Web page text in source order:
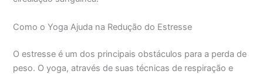
Como o Yoga Ajuda na Redução do Estresse
O estresse é um dos principais obstáculos para a perda de
peso. O yoga, através de suas técnicas de respiração e